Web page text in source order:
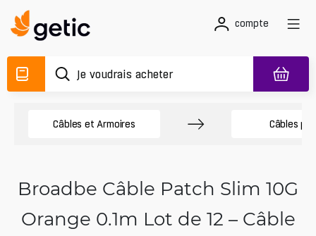
compte
Câbles et Armoires Câbles
Broadbe Câble Patch Slim 10G
Orange 0.1m Lot de 12 – Câble